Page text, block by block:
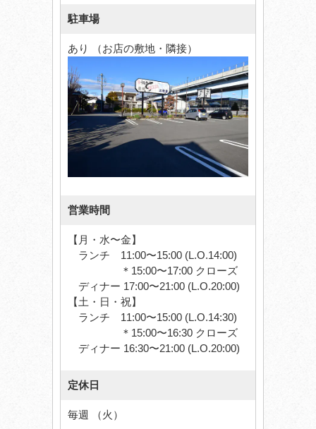
駐車場
あり （お店の敷地・隣接）
営業時間
【月・水〜金】
ランチ 11:00〜15:00 (L.O.14:00)
＊15:00〜17:00 クローズ
ディナー 17:00〜21:00 (L.O.20:00)
【土・日・祝】
ランチ 11:00〜15:00 (L.O.14:30)
＊15:00〜16:30 クローズ
ディナー 16:30〜21:00 (L.O.20:00)
定休日
毎週 （火）